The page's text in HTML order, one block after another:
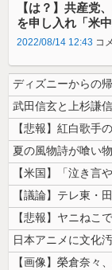
【は？】共産党
を申し入れ「米
2022/08/14 12:43 コ
武田信玄と上杉謙
【画像】榮倉奈々